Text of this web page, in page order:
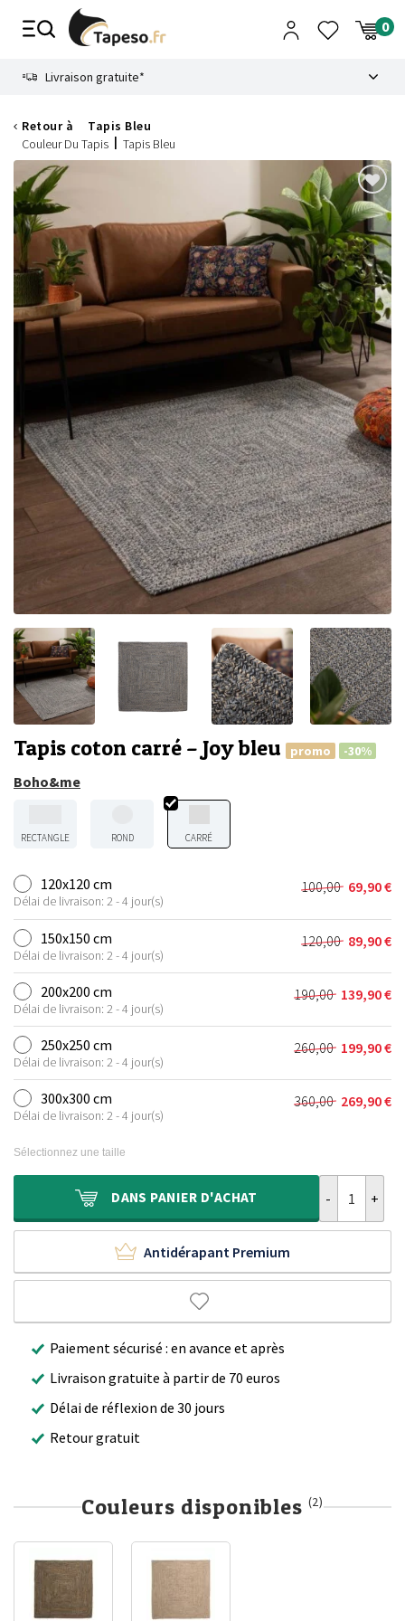
Livraison gratuite*
Retour à
Tapis Bleu
Couleur Du Tapis
Tapis Bleu
Tapis coton carré – Joy bleu promo -30%
Boho&me
RECTANGLE ROND CARRÉ
120x120 cm
Délai de livraison: 2 - 4 jour(s)
100,00
Le
prix
initial
était :
100,00 €.
69,90€
Le
prix
actuel
est :
69,90 €.
150x150 cm
Délai de livraison: 2 - 4 jour(s)
120,00
Le
prix
initial
était :
120,00 €.
89,90€
Le
prix
actuel
est :
89,90 €.
200x200 cm
Délai de livraison: 2 - 4 jour(s)
190,00
Le
prix
initial
était :
190,00 €.
139,90€
Le
prix
actuel
est :
139,90 €.
250x250 cm
Délai de livraison: 2 - 4 jour(s)
260,00
Le
prix
initial
était :
199,90€
Le
prix
actuel
est :
300x300 cm
Délai de livraison: 2 - 4 jour(s)
360,00
Le
360,00 €.
269,90€
Le
269,90 €.
Sélectionnez une taille
DANS PANIER D'ACHAT
Antidérapant Premium
Paiement sécurisé : en avance et après
Livraison gratuite à partir de 70 euros
Délai de réflexion de 30 jours
Retour gratuit
Couleurs disponibles (2)